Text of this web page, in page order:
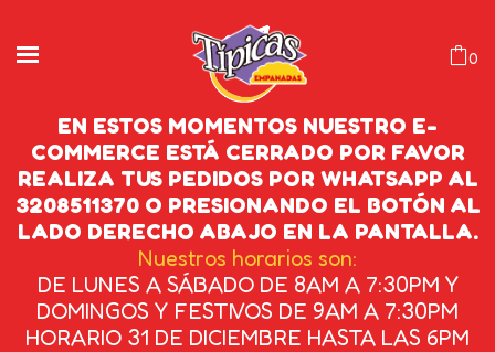
0
EMPANADAS MEDIANAS
DE CARNE CONGELADAS
X 10U
INICIO / CONGELADAS / EMPANADAS
EN ESTOS MOMENTOS NUESTRO E-
COMMERCE ESTÁ CERRADO POR FAVOR
REALIZA TUS PEDIDOS POR WHATSAPP AL
3208511370 O PRESIONANDO EL BOTÓN AL
LADO DERECHO ABAJO EN LA PANTALLA.
Nuestros horarios son:
DE LUNES A SÁBADO DE 8AM A 7:30PM Y
DOMINGOS Y FESTIVOS DE 9AM A 7:30PM
HORARIO 31 DE DICIEMBRE HASTA LAS 6PM